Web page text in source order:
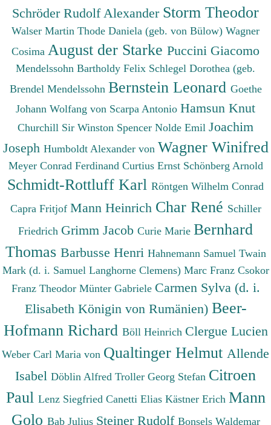
Schröder Rudolf Alexander Storm Theodor
Walser Martin Thode Daniela (geb. von Bülow) Wagner
Cosima August der Starke Puccini Giacomo
Mendelssohn Bartholdy Felix Schlegel Dorothea (geb.
Brendel Mendelssohn Bernstein Leonard Goethe
Johann Wolfang von Scarpa Antonio Hamsun Knut
Churchill Sir Winston Spencer Nolde Emil Joachim
Joseph Humboldt Alexander von Wagner Winifred
Meyer Conrad Ferdinand Curtius Ernst Schönberg Arnold
Schmidt-Rottluff Karl Röntgen Wilhelm Conrad
Capra Fritjof Mann Heinrich Char René Schiller
Friedrich Grimm Jacob Curie Marie Bernhard
Thomas Barbusse Henri Hahnemann Samuel Twain
Mark (d. i. Samuel Langhorne Clemens) Marc Franz Csokor
Franz Theodor Münter Gabriele Carmen Sylva (d. i.
Elisabeth Königin von Rumänien) Beer-
Hofmann Richard Böll Heinrich Clergue Lucien
Weber Carl Maria von Qualtinger Helmut Allende
Isabel Döblin Alfred Troller Georg Stefan Citroen
Paul Lenz Siegfried Canetti Elias Kästner Erich Mann
Golo Bab Julius Steiner Rudolf Bonsels Waldemar